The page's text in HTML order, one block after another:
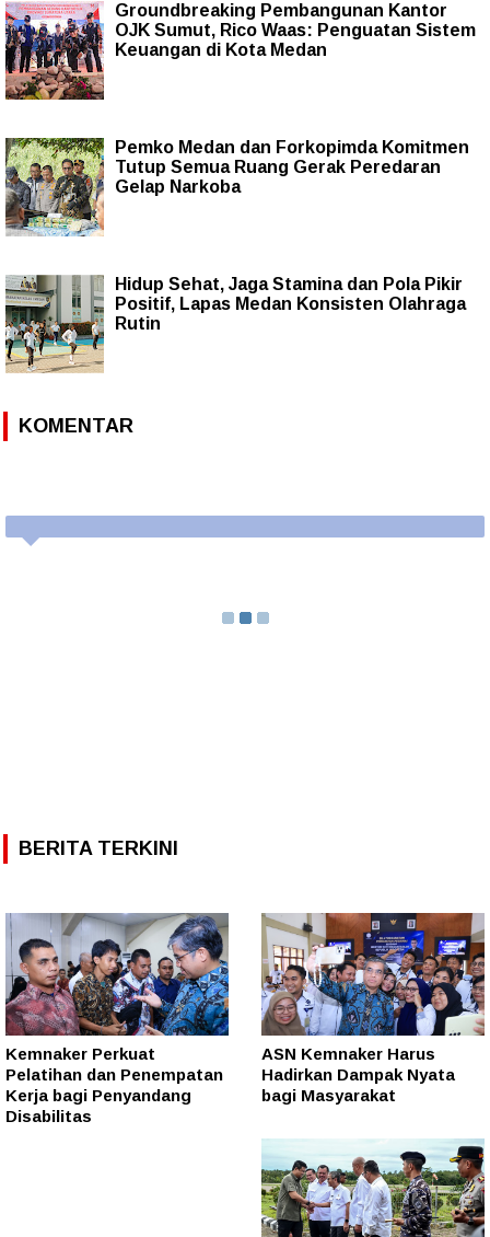
Groundbreaking Pembangunan Kantor
OJK Sumut, Rico Waas: Penguatan Sistem
Keuangan di Kota Medan
Pemko Medan dan Forkopimda Komitmen
Tutup Semua Ruang Gerak Peredaran
Gelap Narkoba
Hidup Sehat, Jaga Stamina dan Pola Pikir
Positif, Lapas Medan Konsisten Olahraga
Rutin
KOMENTAR
BERITA TERKINI
Kemnaker Perkuat
Pelatihan dan Penempatan
Kerja bagi Penyandang
Disabilitas
ASN Kemnaker Harus
Hadirkan Dampak Nyata
bagi Masyarakat